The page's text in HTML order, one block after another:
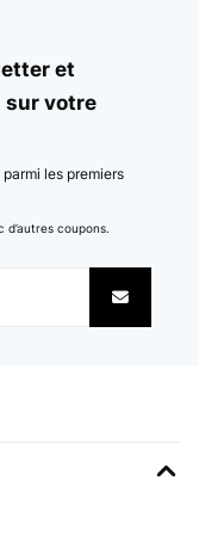
et
sur votre
les premiers
coupons.